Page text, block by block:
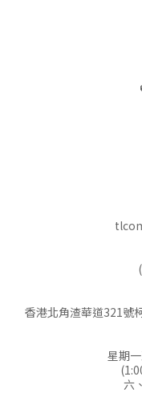
香港北角渣華道321號
星期
六